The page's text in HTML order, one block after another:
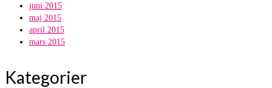
juni 2015
maj 2015
april 2015
mars 2015
Kategorier